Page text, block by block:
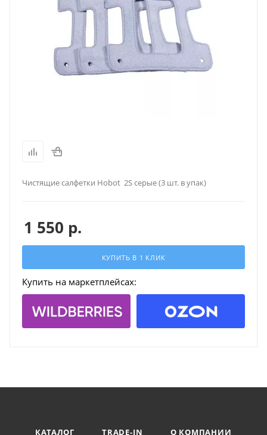
Чистящие салфетки Hobot 2S серые (3 шт. в упак)
1 550 р.
КУПИТЬ В 1 КЛИК
Купить на маркетплейсах:
КАТАЛОГ TRADE-IN
О КОМПАНИИ